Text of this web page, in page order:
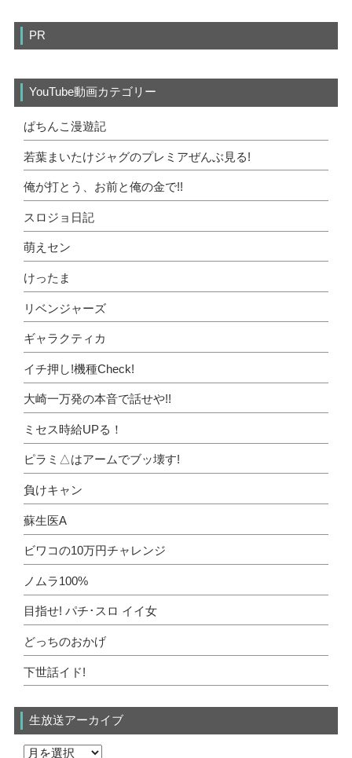
PR
YouTube動画カテゴリー
ぱちんこ漫遊記
若葉まいたけジャグのプレミアぜんぶ見る!
俺が打とう、お前と俺の金で!!
スロジョ日記
萌えセン
けったま
リベンジャーズ
ギャラクティカ
イチ押し!機種Check!
大崎一万発の本音で話せや!!
ミセス時給UPる！
ピラミ△はアームでブッ壊す!
負けキャン
蘇生医A
ビワコの10万円チャレンジ
ノムラ100%
目指せ! パチ･スロ イイ女
どっちのおかげ
下世話イド!
生放送アーカイブ